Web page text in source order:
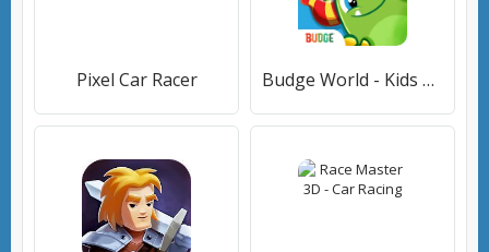
Pixel Car Racer Budge World - Kids Games 2-7